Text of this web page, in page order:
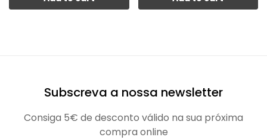
Subscreva a nossa newsletter
Consiga 5€ de desconto válido na sua próxima
compra online